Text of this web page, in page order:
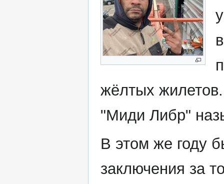
в
жёлтых жилетов.
"Миди Либр"
В этом же году
заключения за